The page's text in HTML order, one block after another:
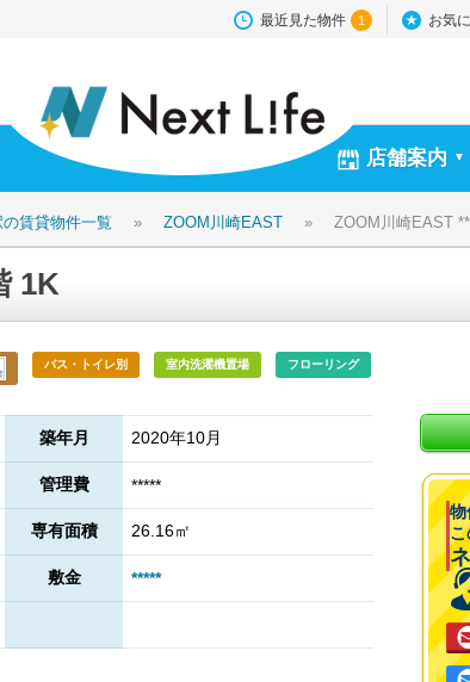
最近見た物件 1 お気
店舗案内 ▼
の賃貸物件一覧 » ZOOM川崎EAST » ZOOM川崎EAST
1K
バス・トイレ別 室内洗濯機置場 フローリング
築年月 2020年10月
管理費 *****
専有面積 26.16㎡
敷金 *****
物
こ